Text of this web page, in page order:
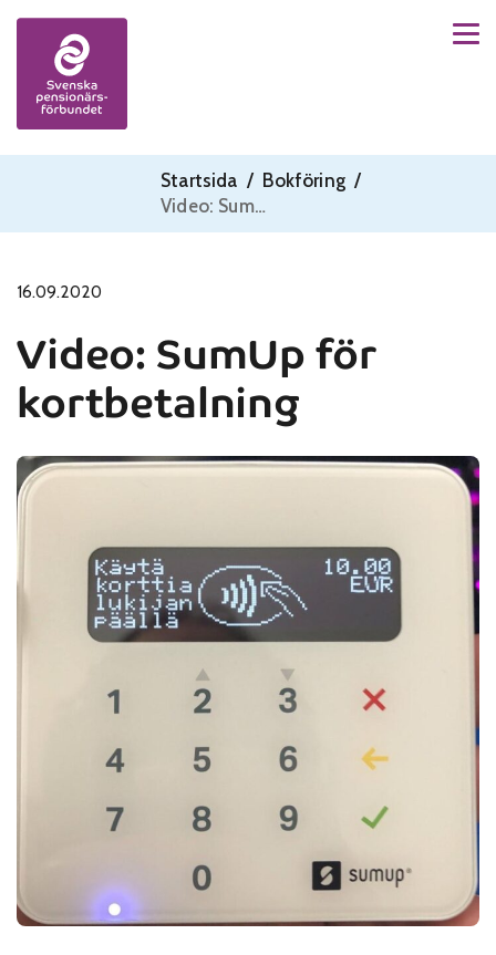
Skip to content
Startsida / Bokföring /
Video: SumUp för kortbetalning
16.09.2020
Video: SumUp för
kortbetalning